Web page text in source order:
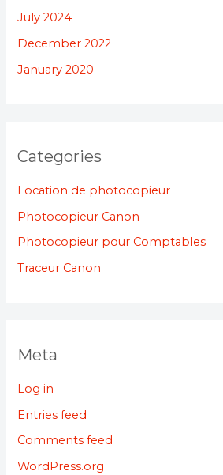
July 2024
December 2022
January 2020
Categories
Location de photocopieur
Photocopieur Canon
Photocopieur pour Comptables
Traceur Canon
Meta
Log in
Entries feed
Comments feed
WordPress.org